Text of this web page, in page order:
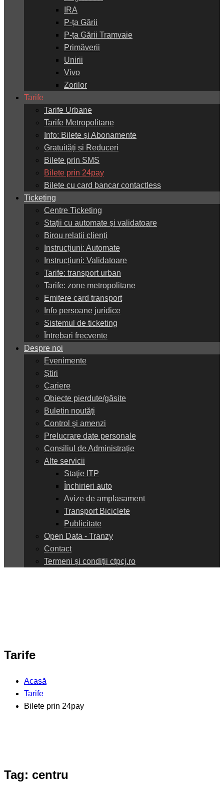
IRA
P-ța Gării
P-ța Gării Tramvaie
Primăverii
Unirii
Vivo
Zorilor
Tarife
Tarife Urbane
Tarife Metropolitane
Info: Bilete și Abonamente
Gratuități și Reduceri
Bilete prin SMS
Bilete prin 24pay
Bilete cu card bancar contactless
Ticketing
Centre Ticketing
Stații cu automate și validatoare
Birou relatii clienți
Instrucțiuni: Automate
Instrucțiuni: Validatoare
Tarife: transport urban
Tarife: zone metropolitane
Emitere card transport
Info persoane juridice
Sistemul de ticketing
Întrebari frecvente
Despre noi
Evenimente
Știri
Cariere
Obiecte pierdute/găsite
Buletin noutăți
Control şi amenzi
Prelucrare date personale
Consiliul de Administrație
Alte servicii
Staţie ITP
Închirieri auto
Avize de amplasament
Transport Biciclete
Publicitate
Open Data - Tranzy
Contact
Termeni și condiții ctpcj.ro
Tarife
Acasă
Tarife
Bilete prin 24pay
Tag: centru